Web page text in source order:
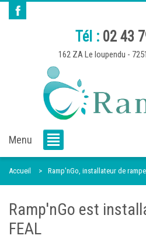
Tél : 02 43
162 ZA Le loupendu -
Menu
Accueil Ramp'nGo, installateur de
Ramp'nGo est
FEAL